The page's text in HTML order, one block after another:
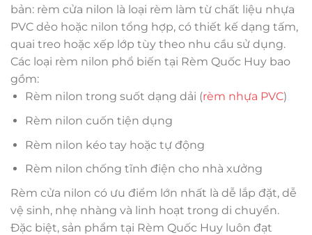
bản: rèm cửa nilon là loại rèm làm từ chất liệu nhựa
PVC dẻo hoặc nilon tổng hợp, có thiết kế dạng tấm,
quai treo hoặc xếp lớp tùy theo nhu cầu sử dụng.
Các loại rèm nilon phổ biến tại Rèm Quốc Huy bao
gồm:
Rèm nilon trong suốt dạng dải (rèm nhựa PVC)
Rèm nilon cuốn tiện dụng
Rèm nilon kéo tay hoặc tự động
Rèm nilon chống tĩnh điện cho nhà xưởng
Rèm cửa nilon có ưu điểm lớn nhất là dễ lắp đặt, dễ
vệ sinh, nhẹ nhàng và linh hoạt trong di chuyển.
Đặc biệt, sản phẩm tại Rèm Quốc Huy luôn đạt